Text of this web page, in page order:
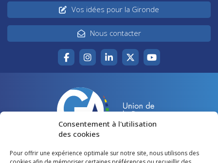
Consentement à l'utilisation
des cookies
Pour offrir une expérience optimale sur notre site, nous utilisons des
Vos idées pour la Gironde
Nous contacter
Accueil Agir pour la Gironde